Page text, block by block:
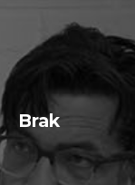
Brak